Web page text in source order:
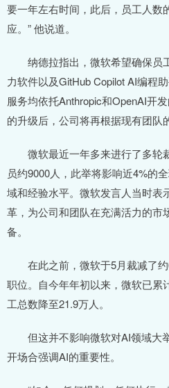
要一年左右时间，此后，员工人数
应。” 他说道。
纳德拉指出，微软希望确保员
力软件以及GitHub Copilot AI编
服务均依托Anthropic和OpenAI开
的升级后，公司将再根据现有团队
微软最近一年多来进行了多轮
员约9000人，此举将影响近4%的
域和经验水平。微软发言人当时表
革，为公司和团队在充满活力的市
备。
在此之前，微软于5月裁减了约
职位。自今年年初以来，微软已累
工总数降至21.9万人。
但这并不影响微软对AI领域大
开场合强调AI的重要性。